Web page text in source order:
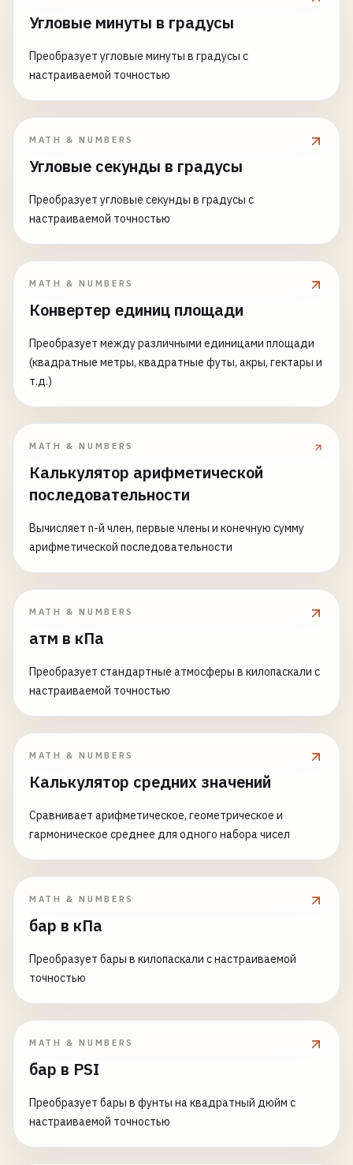
Угловые минуты в градусы
Преобразует угловые минуты в градусы с
настраиваемой точностью
MATH & NUMBERS
Угловые секунды в градусы
Преобразует угловые секунды в градусы с
настраиваемой точностью
MATH & NUMBERS
Конвертер единиц площади
Преобразует между различными единицами площади
(квадратные метры, квадратные футы, акры, гектары и
т.д.)
MATH & NUMBERS
Калькулятор арифметической
последовательности
Вычисляет n-й член, первые члены и конечную сумму
арифметической последовательности
MATH & NUMBERS
атм в кПа
Преобразует стандартные атмосферы в килопаскали с
настраиваемой точностью
MATH & NUMBERS
Калькулятор средних значений
Сравнивает арифметическое, геометрическое и
гармоническое среднее для одного набора чисел
MATH & NUMBERS
бар в кПа
Преобразует бары в килопаскали с настраиваемой
точностью
MATH & NUMBERS
бар в PSI
Преобразует бары в фунты на квадратный дюйм с
настраиваемой точностью